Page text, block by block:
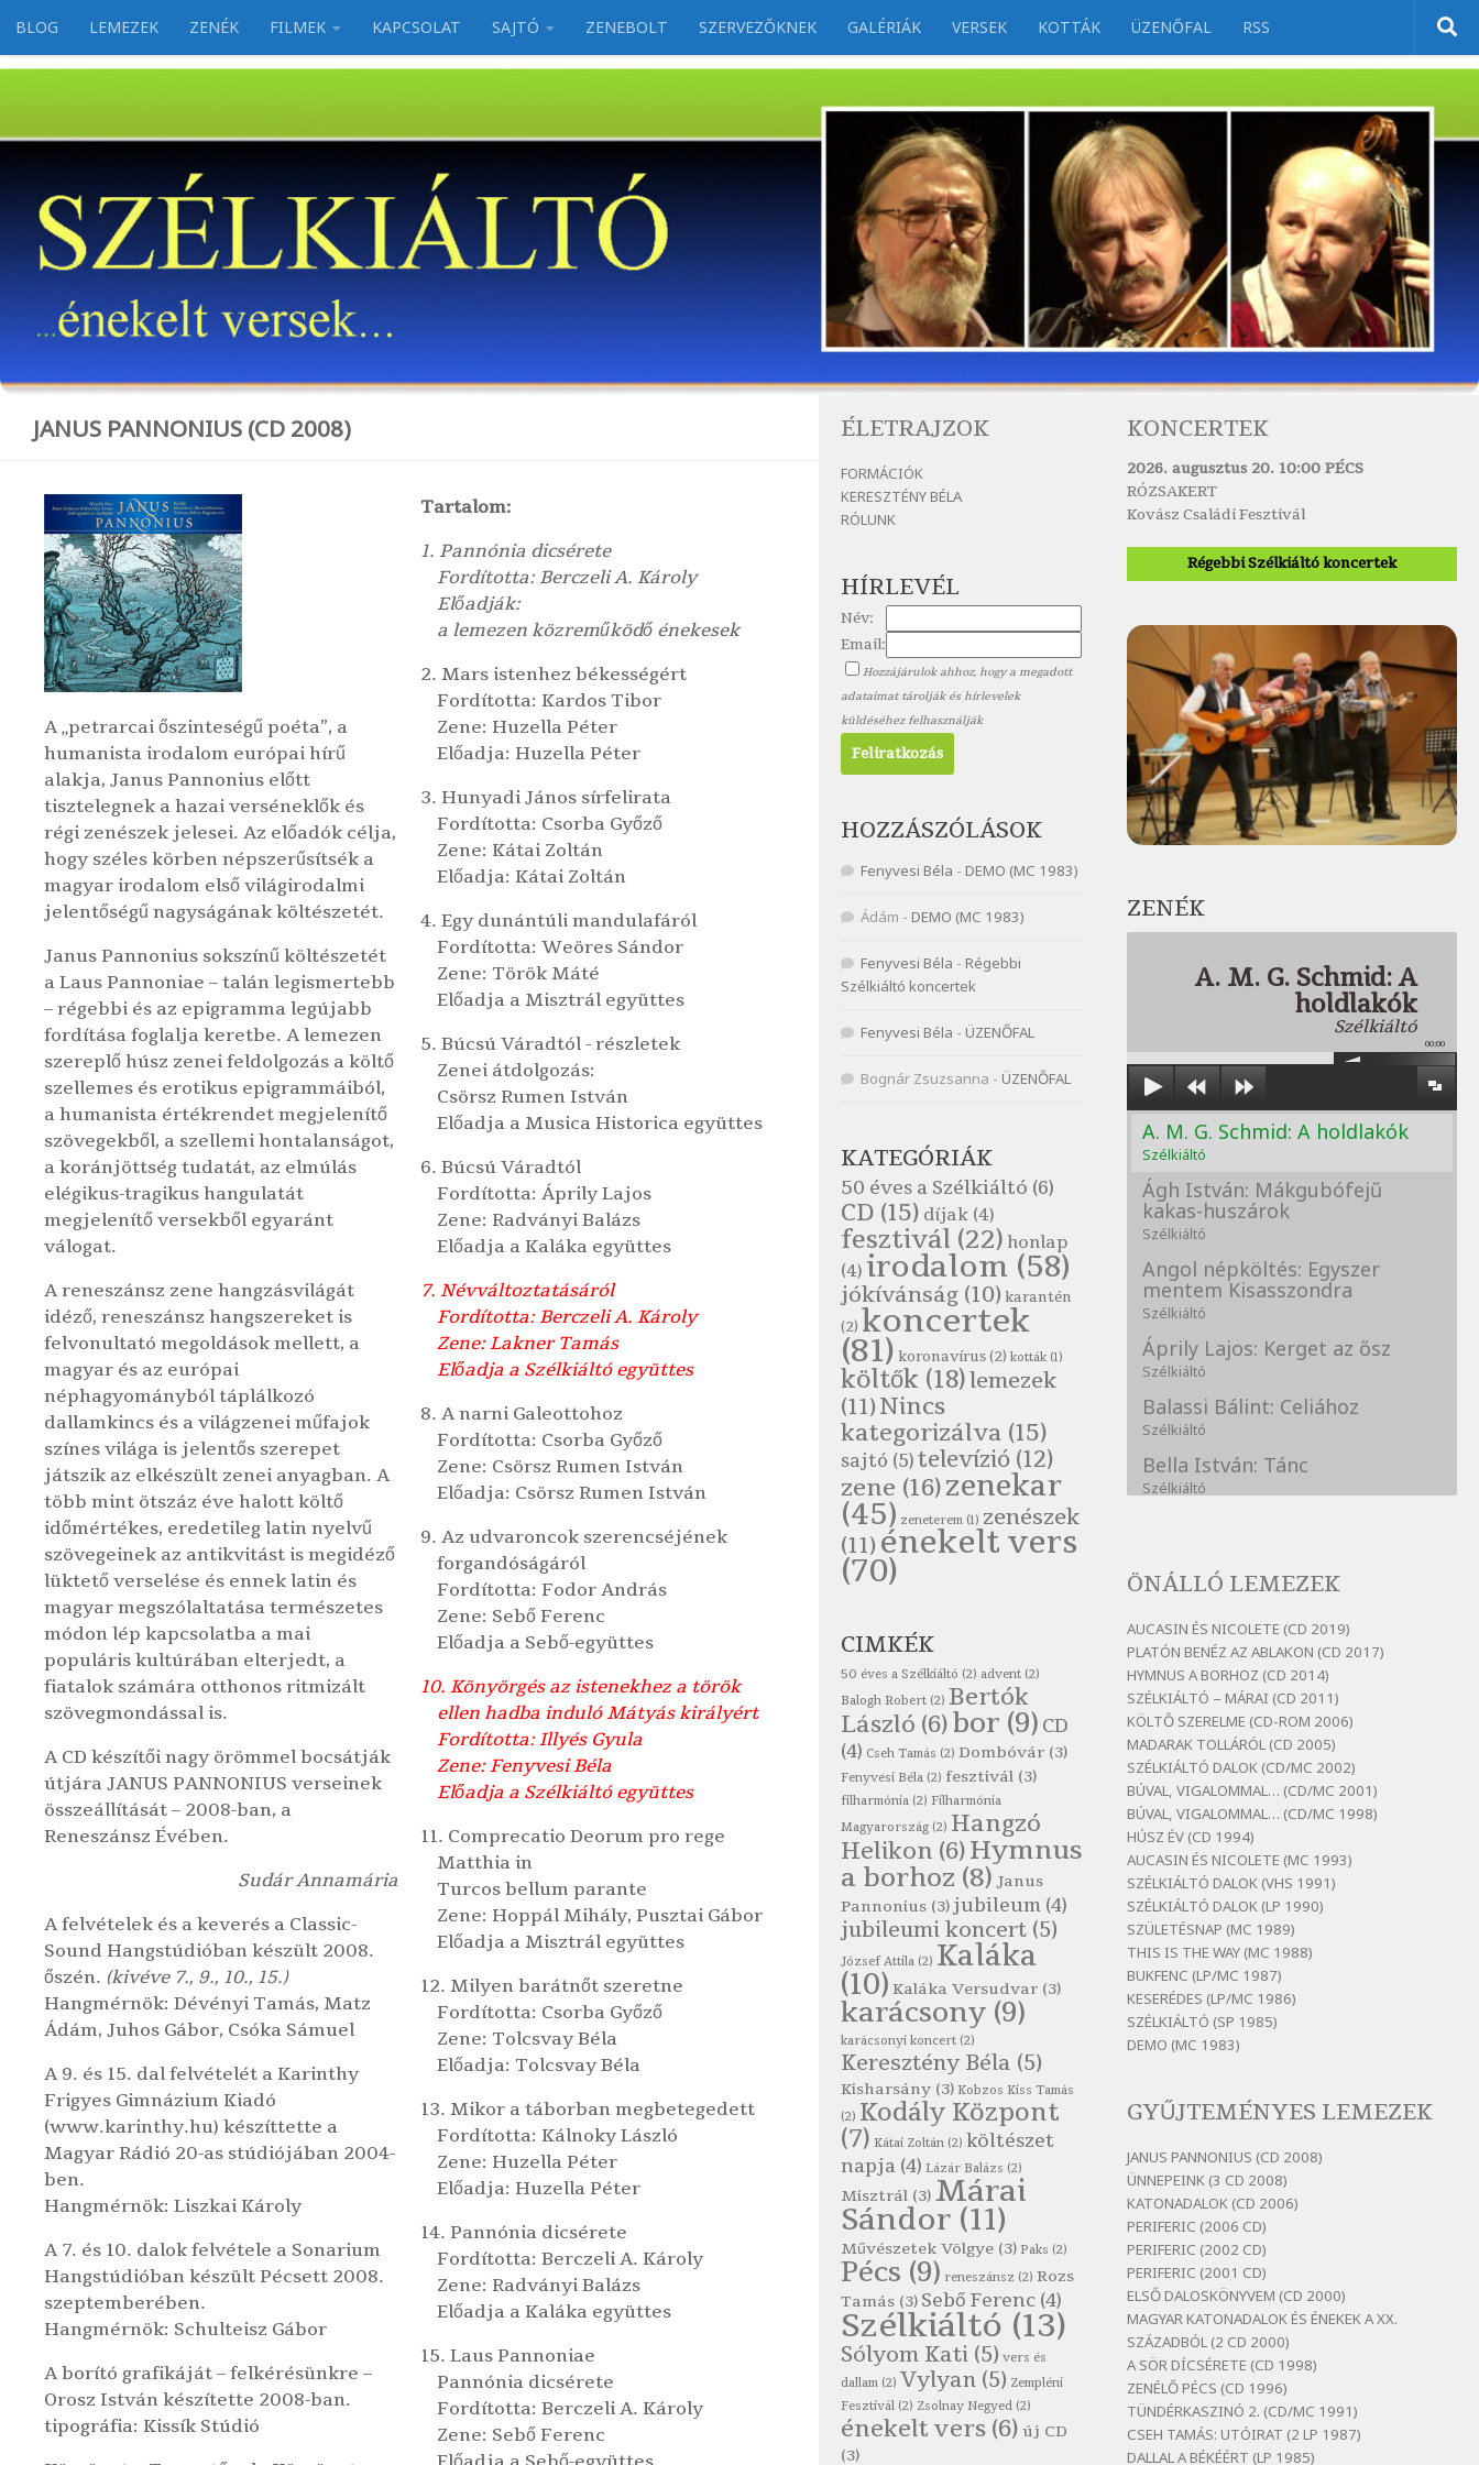
Skip to content
BLOG LEMEZEK ZENÉK FILMEK KAPCSOLAT SAJTÓ ZENEBOLT SZERVEZŐKNEK GALÉRIÁK VERSEK KOTTÁK ÜZENŐFAL RSS
JANUS PANNONIUS (CD 2008)
A „petrarcai őszinteségű poéta”, a
humanista irodalom európai hírű
alakja, Janus Pannonius előtt
tisztelegnek a hazai verséneklők és
régi zenészek jelesei. Az előadók célja,
hogy széles körben népszerűsítsék a
magyar irodalom első világirodalmi
jelentőségű nagyságának költészetét.
Janus Pannonius sokszínű költészetét
a Laus Pannoniae – talán legismertebb
– régebbi és az epigramma legújabb
fordítása foglalja keretbe. A lemezen
szereplő húsz zenei feldolgozás a költő
szellemes és erotikus epigrammáiból,
a humanista értékrendet megjelenítő
szövegekből, a szellemi hontalanságot,
a koránjöttség tudatát, az elmúlás
elégikus-tragikus hangulatát
megjelenítő versekből egyaránt
válogat.
A reneszánsz zene hangzásvilágát
idéző, reneszánsz hangszereket is
felvonultató megoldások mellett, a
magyar és az európai
néphagyományból táplálkozó
dallamkincs és a világzenei műfajok
színes világa is jelentős szerepet
játszik az elkészült zenei anyagban. A
több mint ötszáz éve halott költő
időmértékes, eredetileg latin nyelvű
szövegeinek az antikvitást is megidéző
lüktető verselése és ennek latin és
magyar megszólaltatása természetes
módon lép kapcsolatba a mai
populáris kultúrában elterjedt, a
fiatalok számára otthonos ritmizált
szövegmondással is.
A CD készítői nagy örömmel bocsátják
útjára JANUS PANNONIUS verseinek
összeállítását – 2008-ban, a
Reneszánsz Évében.
Sudár Annamária
A felvételek és a keverés a Classic-
Sound Hangstúdióbankészült 2008.
őszén. (kivéve 7., 9., 10., 15.)
Hangmérnök: Dévényi Tamás, Matz
Ádám, Juhos Gábor, Csóka Sámuel
A 9. és 15. dal felvételét a Karinthy
Frigyes Gimnázium Kiadó
(www.karinthy.hu) készíttette a
Magyar Rádió 20-as stúdiójában 2004-
ben.
Hangmérnök: Liszkai Károly
A 7. és 10. dalok felvétele a Sonarium
Hangstúdióbankészült Pécsett 2008.
szeptemberében.
Hangmérnök: Schulteisz Gábor
A borító grafikáját – felkérésünkre –
Orosz Istvánkészítette 2008-ban.
tipográfia: Kissík Stúdió
Tartalom:
1. Pannónia dicsérete
Fordította: Berczeli A. Károly
Előadják:
a lemezen közreműködő énekesek
2. Mars istenhez békességért
Fordította: Kardos Tibor
Zene: Huzella Péter
Előadja: Huzella Péter
3. Hunyadi János sírfelirata
Fordította: Csorba Győző
Zene: Kátai Zoltán
Előadja: Kátai Zoltán
4. Egy dunántúli mandulafáról
Fordította: Weöres Sándor
Zene: Török Máté
Előadja a Misztrál együttes
5. Búcsú Váradtól - részletek
Zenei átdolgozás:
Csörsz Rumen István
Előadja a Musica Historica együttes
6. Búcsú Váradtól
Fordította: Áprily Lajos
Zene: Radványi Balázs
Előadja a Kaláka együttes
7. Névváltoztatásáról
Fordította: Berczeli A. Károly
Zene: Lakner Tamás
Előadja a Szélkiáltó együttes
8. A narni Galeottohoz
Fordította: Csorba Győző
Zene: Csörsz Rumen István
Előadja: Csörsz Rumen István
9. Az udvaroncok szerencséjének
forgandóságáról
Fordította: Fodor András
Zene: Sebő Ferenc
Előadja a Sebő-együttes
10. Könyörgés az istenekhez a török
ellen hadba induló Mátyás királyért
Fordította: Illyés Gyula
Zene: Fenyvesi Béla
Előadja a Szélkiáltó együttes
11. Comprecatio Deorum pro rege
Matthia in
Turcos bellum parante
Zene: Hoppál Mihály, Pusztai Gábor
Előadja a Misztrál együttes
12. Milyen barátnőt szeretne
Fordította: Csorba Győző
Zene: Tolcsvay Béla
Előadja: Tolcsvay Béla
13. Mikor a táborban megbetegedett
Fordította: Kálnoky László
Zene: Huzella Péter
Előadja: Huzella Péter
14. Pannónia dicsérete
Fordította: Berczeli A. Károly
Zene: Radványi Balázs
Előadja a Kaláka együttes
15. Laus Pannoniae
Pannónia dicsérete
Fordította: Berczeli A. Károly
Zene: Sebő Ferenc
KONCERTEK
2026. augusztus 20. 10:00 PÉCS
RÓZSAKERT
Kovász Családi Fesztivál
Régebbi Szélkiáltó koncertek
ZENÉK
A. M. G. Schmid: A
holdlakók
Szélkiáltó
00:00
A. M. G. Schmid: A holdlakók
Szélkiáltó
Ágh István: Mákgubófejű
kakas-huszárok
Szélkiáltó
Angol népköltés: Egyszer
mentem Kisasszondra
Szélkiáltó
Áprily Lajos: Kerget az ősz
Szélkiáltó
Balassi Bálint: Celiához
Szélkiáltó
Bella István: Tánc
Szélkiáltó
Szélkiáltó
lélegzetvételnyi csöndben
Szélkiáltó
Bertók László: Az arcodra, ha
nem vigyázol
Szélkiáltó
Bertók László: Dinnye Döme
Szélkiáltó
Bertók László: Diófa-levélen
Szélkiáltó
Bertók László: El-elképzelem a
falansztert
Szélkiáltó
Bertók László: Elmenni kevés,
itt maradni sok
Szélkiáltó
Bertók László: Mintha már
pénteken vasárnap
Bertók László: Ó, az a hol volt
Szélkiáltó
Bertók László: Sárga őszi vers
Szélkiáltó
Bertók László: Vásáros
Szélkiáltó
Bertók László: Vizibolt
Szélkiáltó
Bornemissza Endre: Szitakötő
Szélkiáltó
Detlev von Liliencron:
Bölcsődal
ÖNÁLLÓ LEMEZEK
AUCASIN ÉS NICOLETE (CD 2019)
PLATÓN BENÉZ AZ ABLAKON (CD 2017)
HYMNUS A BORHOZ (CD 2014)
SZÉLKIÁLTÓ – MÁRAI (CD 2011)
KÖLTŐ SZERELME (CD-ROM 2006)
MADARAK TOLLÁRÓL (CD 2005)
SZÉLKIÁLTÓ DALOK (CD/MC 2002)
BÚVAL, VIGALOMMAL… (CD/MC 2001)
BÚVAL, VIGALOMMAL… (CD/MC 1998)
HÚSZ ÉV (CD 1994)
AUCASIN ÉS NICOLETE (MC 1993)
SZÉLKIÁLTÓ DALOK (VHS 1991)
SZÉLKIÁLTÓ DALOK (LP 1990)
SZÜLETÉSNAP (MC 1989)
THIS IS THE WAY (MC 1988)
BUKFENC (LP/MC 1987)
KESERÉDES (LP/MC 1986)
SZÉLKIÁLTÓ (SP 1985)
DEMO (MC 1983)
GYŰJTEMÉNYES LEMEZEK
JANUS PANNONIUS (CD 2008)
ÜNNEPEINK (3 CD 2008)
KATONADALOK (CD 2006)
PERIFERIC (2006 CD)
PERIFERIC (2002 CD)
PERIFERIC (2001 CD)
ELSŐ DALOSKÖNYVEM (CD 2000)
MAGYAR KATONADALOK ÉS ÉNEKEK A XX.
SZÁZADBÓL (2 CD 2000)
A SÖR DÍCSÉRETE (CD 1998)
ZENÉLŐ PÉCS (CD 1996)
TÜNDÉRKASZINÓ 2. (CD/MC 1991)
CSEH TAMÁS: UTÓIRAT (2 LP 1987)
DALLAL A BÉKÉÉRT (LP 1985)
ÉLETRAJZOK
FORMÁCIÓK
KERESZTÉNY BÉLA
RÓLUNK
HÍRLEVÉL
Név:
Email:
Hozzájárulok ahhoz, hogy a megadott
adataimat tárolják és hírlevelek
küldéséhez felhasználják
HOZZÁSZÓLÁSOK
Fenyvesi Béla - DEMO (MC 1983)
Ádám - DEMO (MC 1983)
Fenyvesi Béla - Régebbi
Szélkiáltó koncertek
Fenyvesi Béla - ÜZENŐFAL
Bognár Zsuzsanna - ÜZENŐFAL
KATEGÓRIÁK
50 éves a Szélkiáltó (6)
CD (15) díjak (4)
fesztivál (22) honlap
(4) irodalom (58)
jókívánság (10) karantén
(2) koncertek
(81) koronavírus(2) kották (1)
költők (18)lemezek
(11)Nincs
kategorizálva (15)
sajtó (5)televízió (12)
zene (16)zenekar
(45) zeneterem (1) zenészek
(11) énekelt vers
(70)
CIMKÉK
50 éves a Szélkiáltó (2) advent (2)
Balogh Robert (2) Bertók
László (6)bor (9) CD
(4) Cseh Tamás (2) Dombóvár (3)
Fenyvesi Béla (2) fesztivál (3)
filharmónia (2) Filharmónia
Magyarország (2) Hangzó
Helikon (6)Hymnus
a borhoz (8) Janus
Pannonius (3)jubileum (4)
jubileumi koncert (5)
József Attila (2) Kaláka
(10) Kaláka Versudvar (3)
karácsony (9)
karácsonyi koncert (2)
Keresztény Béla (5)
Kisharsány (3) Kobzos Kiss Tamás
(2) Kodály Központ
(7) Kátai Zoltán (2) költészet
napja (4) Lázár Balázs (2)
Misztrál (3) Márai
Sándor (11)
Művészetek Völgye (3) Paks (2)
Pécs (9) reneszánsz (2) Rozs
Tamás (3) Sebő Ferenc (4)
Szélkiáltó (13)
Sólyom Kati (5) vers és
dallam (2) Vylyan (5) Zempléni
Fesztivál (2) Zsolnay Negyed (2)
énekelt vers (6) új CD
(3)